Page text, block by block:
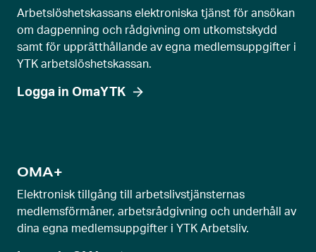
u
t
r
e
g
y
Arbetslöshetskassans elektroniska tjänst för ansökan
om dagpenning och rådgivning om utkomstskydd
samt för upprätthållande av egna medlemsuppgifter i
YTK arbetslöshetskassan.
Logga in OmaYTK
OMA+
Elektronisk tillgång till arbetslivstjänsternas
medlemsförmåner, arbetsrådgivning och underhåll av
dina egna medlemsuppgifter i YTK Arbetsliv.